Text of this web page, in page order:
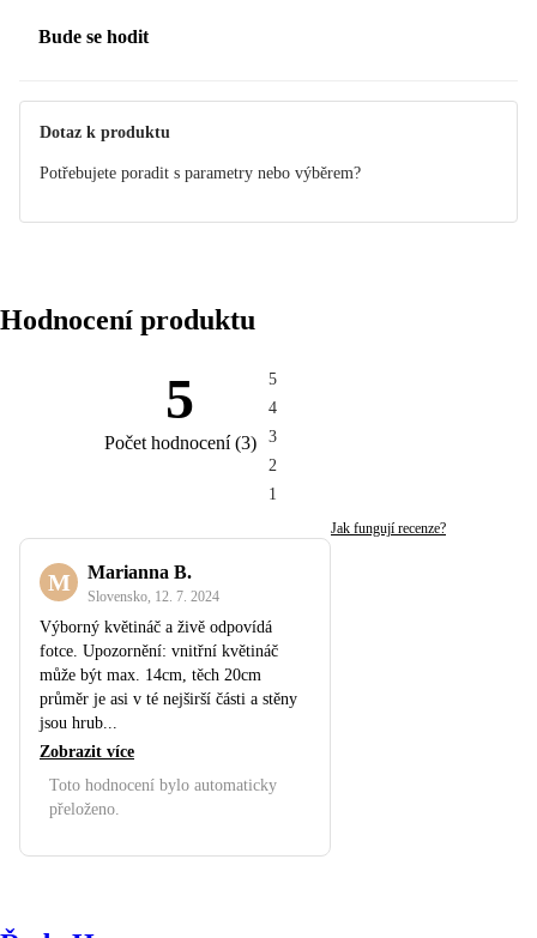
Bude se hodit
Dotaz k produktu
Potřebujete poradit s parametry nebo výběrem?
Hodnocení produktu
5
Počet hodnocení(3)
5
4
3
2
1
Jak fungují recenze?
M Marianna B.
Slovensko 12. 7. 2024
Výborný květináč a živě odpovídá
fotce. Upozornění: vnitřní květináč
může být max. 14cm, těch 20cm
průměr je asi v té nejširší části a stěny
jsou hrub...
Zobrazit více
Toto hodnocení bylo automaticky
přeloženo.